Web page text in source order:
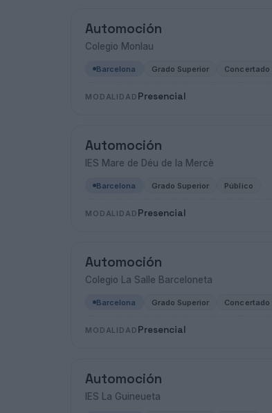
Automoción
Colegio Monlau
Barcelona Grado Superior Concertado
MODALIDAD Presencial
Automoción
IES Mare de Déu de la Mercè
Barcelona Grado Superior Público
MODALIDAD Presencial
Automoción
Colegio La Salle Barceloneta
Barcelona Grado Superior Concertado
MODALIDAD Presencial
Automoción
IES La Guineueta